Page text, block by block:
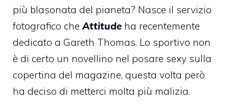
più blasonata del pianeta? Nasce il servizio
fotografico che Attitude ha recentemente
dedicato a Gareth Thomas. Lo sportivo non
è di certo un novellino nel posare sexy sulla
copertina del magazine, questa volta però
ha deciso di metterci molta più malizia.